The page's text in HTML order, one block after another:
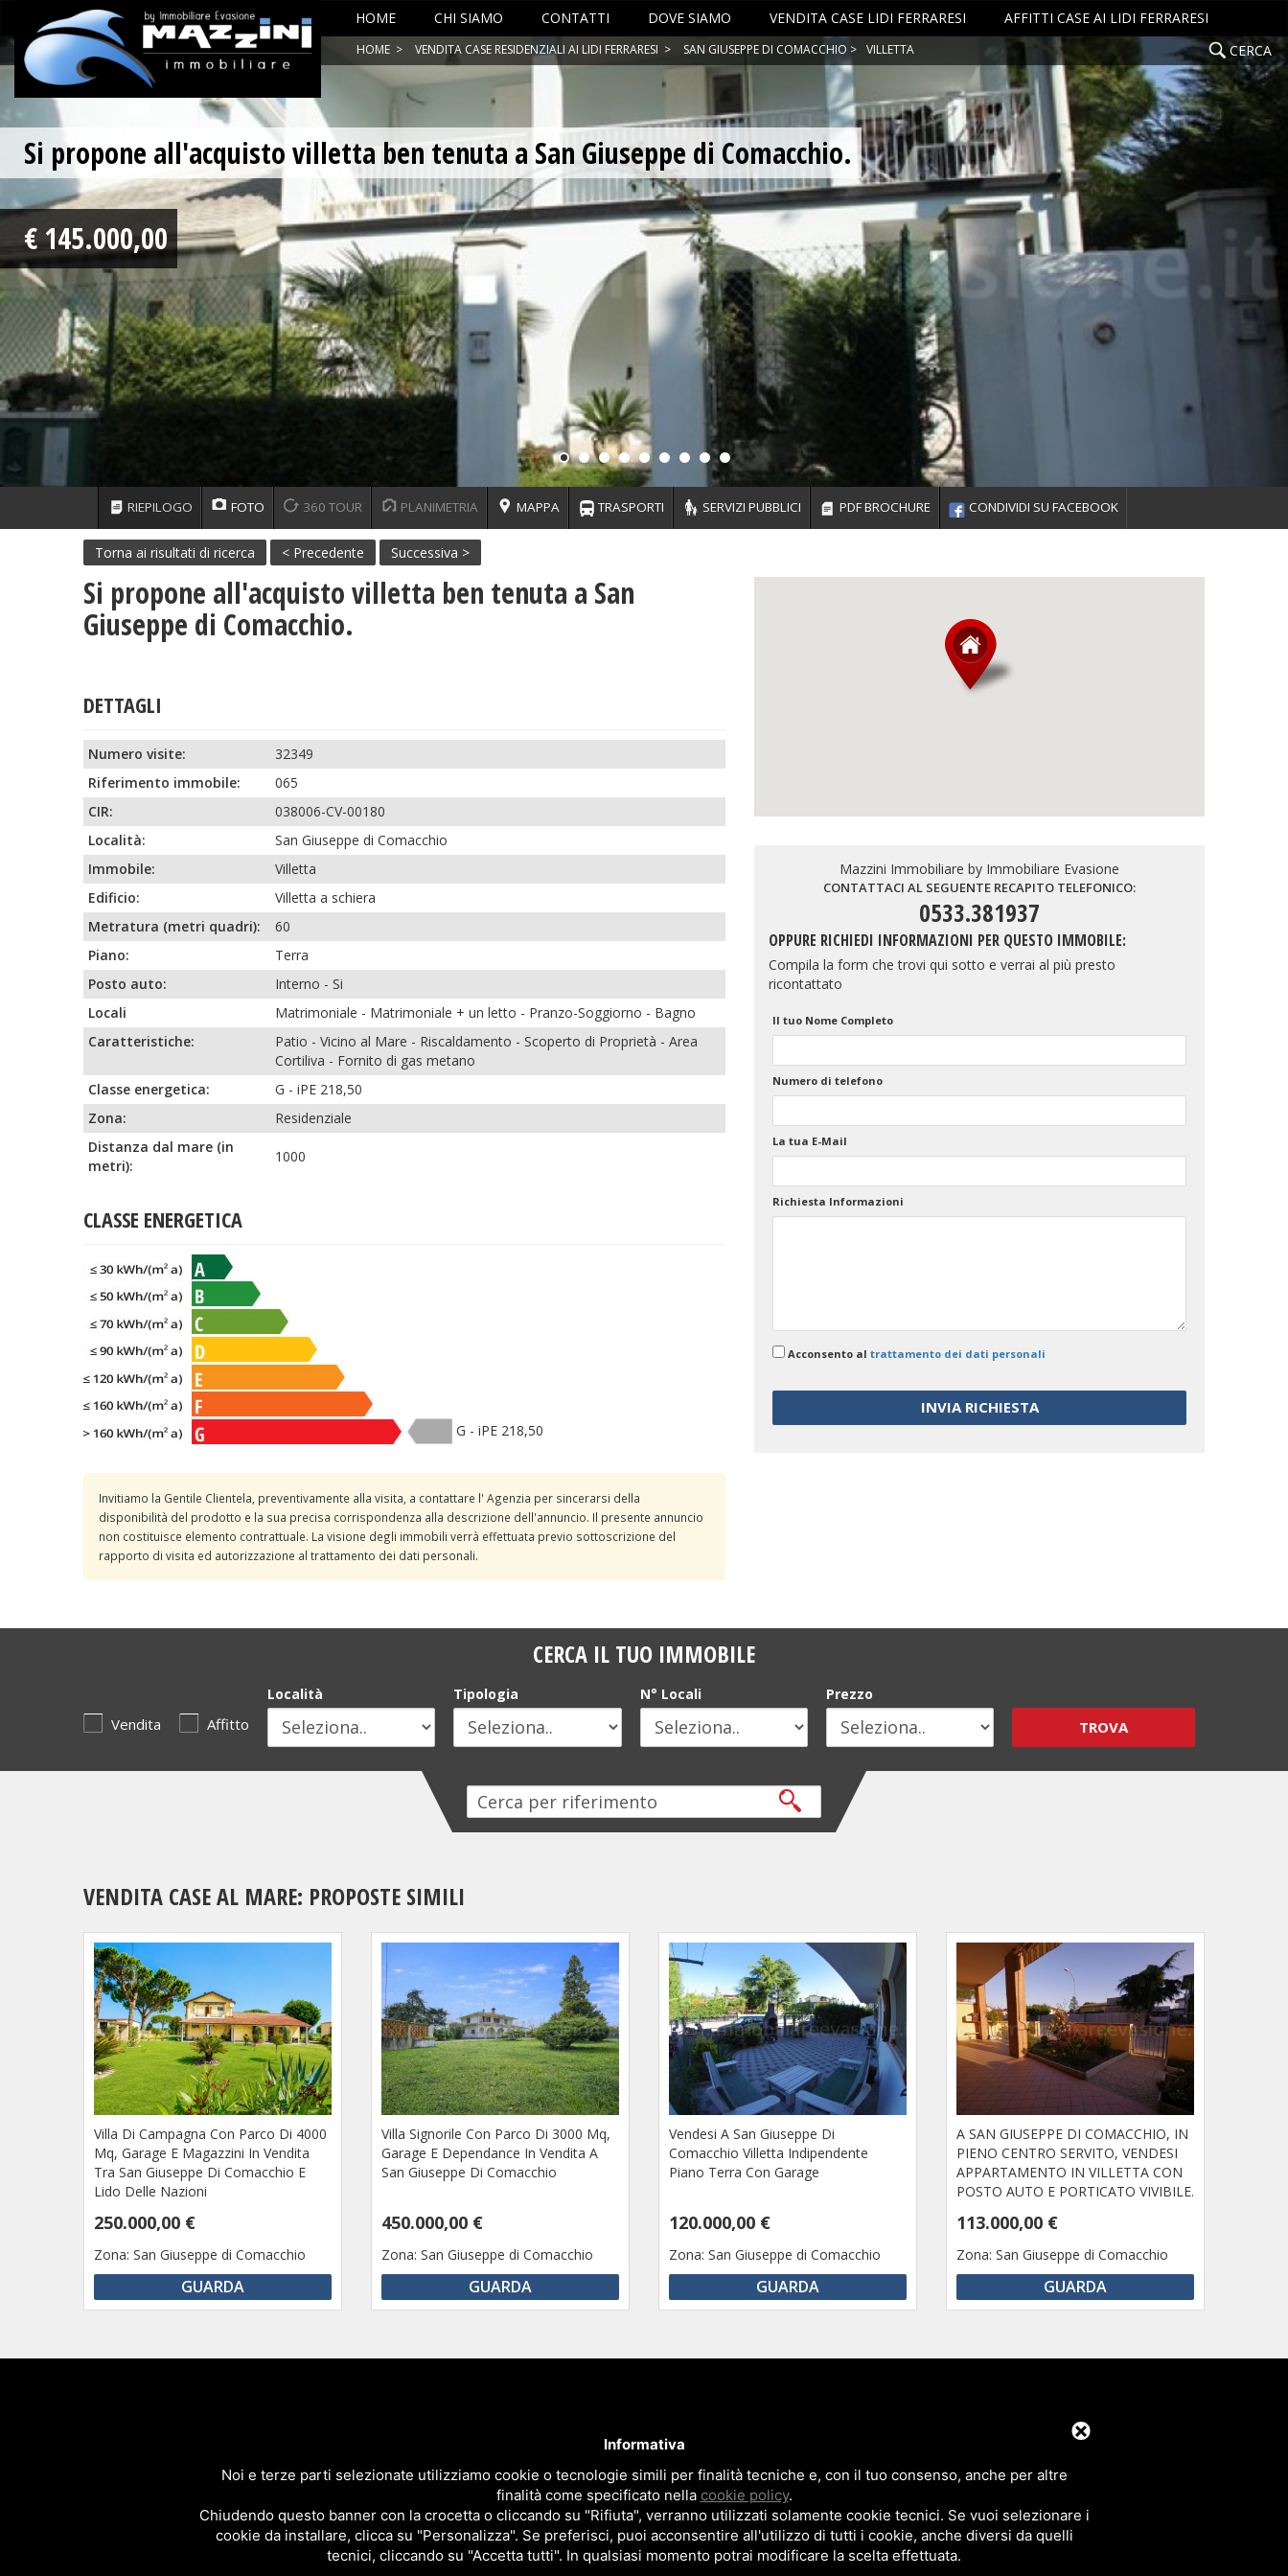
HOME CHI SIAMO CONTATTI DOVE SIAMO VENDITA CASE LIDI FERRARESI AFFITTI CASE AI LIDI FERRARESI
HOME > VENDITA CASE RESIDENZIALI AI LIDI FERRARESI > SAN GIUSEPPE DI COMACCHIO > VILLETTA CERCA
Si propone all'acquisto villetta ben tenuta a San Giuseppe di Comacchio.
€ 145.000,00
RIEPILOGO FOTO 360 TOUR PLANIMETRIA MAPPA TRASPORTI SERVIZI PUBBLICI PDF BROCHURE CONDIVIDI SU FACEBOOK
Torna ai risultati di ricerca < Precedente Successiva >
Si propone all'acquisto villetta ben tenuta a San
Giuseppe di Comacchio.
DETTAGLI
Numero visite:
32349
Riferimento immobile:
065
CIR:
038006-CV-00180
Località:
San Giuseppe di Comacchio
Immobile:
Villetta
Edificio:
Villetta a schiera
Metratura (metri quadri):
60
Piano:
Terra
Posto auto:
Interno - Si
Locali
Matrimoniale - Matrimoniale + un letto - Pranzo-Soggiorno - Bagno
Caratteristiche:
Patio - Vicino al Mare - Riscaldamento - Scoperto di Proprietà - Area
Cortiliva - Fornito di gas metano
Classe energetica:
G - iPE 218,50
Zona:
Residenziale
Distanza dal mare (in
metri):
1000
CLASSE ENERGETICA
G - iPE 218,50
Invitiamo la Gentile Clientela, preventivamente alla visita, a contattare l' Agenzia per sincerarsi della
disponibilità del prodotto e la sua precisa corrispondenza alla descrizione dell'annuncio. Il presente annuncio
non costituisce elemento contrattuale. La visione degli immobili verrà effettuata previo sottoscrizione del
rapporto di visita ed autorizzazione al trattamento dei dati personali.
Mazzini Immobiliare by Immobiliare Evasione
CONTATTACI AL SEGUENTE RECAPITO TELEFONICO:
0533.381937
OPPURE RICHIEDI INFORMAZIONI PER QUESTO IMMOBILE:
Compila la form che trovi qui sotto e verrai al più presto
ricontattato
Il tuo Nome Completo
Numero di telefono
La tua E-Mail
Richiesta Informazioni
Acconsento al trattamento dei dati personali
CERCA IL TUO IMMOBILE
Vendita Affitto
Località Tipologia N° Locali Prezzo
TROVA
VENDITA CASE AL MARE: PROPOSTE SIMILI
Villa Di Campagna Con Parco Di 4000
Mq, Garage E Magazzini In Vendita
Tra San Giuseppe Di Comacchio E
Lido Delle Nazioni
250.000,00 €
Zona: San Giuseppe di Comacchio
GUARDA
Villa Signorile Con Parco Di 3000 Mq,
Garage E Dependance In Vendita A
San Giuseppe Di Comacchio
450.000,00 €
Zona: San Giuseppe di Comacchio
GUARDA
Vendesi A San Giuseppe Di
Comacchio Villetta Indipendente
Piano Terra Con Garage
120.000,00 €
Zona: San Giuseppe di Comacchio
GUARDA
A SAN GIUSEPPE DI COMACCHIO, IN
PIENO CENTRO SERVITO, VENDESI
APPARTAMENTO IN VILLETTA CON
POSTO AUTO E PORTICATO VIVIBILE.
113.000,00 €
Zona: San Giuseppe di Comacchio
GUARDA
Affitti e Vendite appartamenti, villette, case vacanze fronte mare al Lido di Pomposa e Scacchi
C.F. e P.IVA 01894670387 - Numero REA:FE - 207643
Tel.+39 0533.381937 - Fax.+39 0533.388231 - Emailinfo@immobiliaremazzini.it
Privacy policy|Cookie policy| Note legali
Sito realizzato daTopsuimotori
Informativa
Noi e terze parti selezionate utilizziamo cookie o tecnologie simili per finalità tecniche e, con il tuo consenso, anche per altre
finalità come specificato nella cookie policy.
Chiudendo questo banner con la crocetta o cliccando su "Rifiuta", verranno utilizzati solamente cookie tecnici. Se vuoi selezionare i
cookie da installare, clicca su "Personalizza". Se preferisci, puoi acconsentire all'utilizzo di tutti i cookie, anche diversi da quelli
tecnici, cliccando su "Accetta tutti". In qualsiasi momento potrai modificare la scelta effettuata.